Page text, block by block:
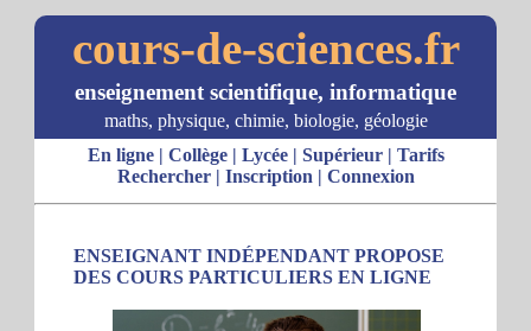
cours-de-sciences.fr
enseignement scientifique, informatique
maths, physique, chimie, biologie, géologie
En ligne| Collège| Lycée| Supérieur| Tarifs
Rechercher| Inscription | Connexion
ENSEIGNANT INDÉPENDANT PROPOSE
DES COURS PARTICULIERS EN LIGNE